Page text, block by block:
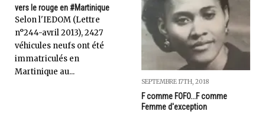
vers le rouge en #Martinique
Selon l'IEDOM (Lettre
n°244-avril 2013), 2427
véhicules neufs ont été
immatriculés en
Martinique au...
SEPTEMBRE 17TH, 2018
F comme FOFO...F comme
Femme d'exception